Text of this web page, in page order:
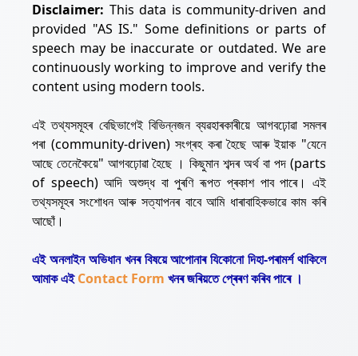
Disclaimer: This data is community-driven and
provided "AS IS." Some definitions or parts of
speech may be inaccurate or outdated. We are
continuously working to improve and verify the
content using modern tools.
এই তথ্যসমূহৰ বেছিভাগেই বিভিন্নজন ব্যৱহাৰকাৰীয়ে আগবঢ়োৱা সমলৰ
পৰা (community-driven) সংগ্ৰহ কৰা হৈছে আৰু ইয়াক "যেনে
আছে তেনেকৈয়ে" আগবঢ়োৱা হৈছে । কিছুমান শব্দৰ অৰ্থ বা পদ (parts
of speech) আদি অশুদ্ধ বা পুৰণি ৰূপত প্ৰকাশ পাব পাৰে। এই
তথ্যসমূহৰ সংশোধন আৰু সত্যাপনৰ বাবে আমি ধাৰাবাহিকভাৱে কাম কৰি
আছোঁ।
এই অনলাইন অভিধান খনৰ বিষয়ে আপোনাৰ যিকোনো দিহা-পৰামৰ্শ থাকিলে
আমাক এইContact Form খনৰ জৰিয়তে প্ৰেৰণ কৰিব পাৰে ।